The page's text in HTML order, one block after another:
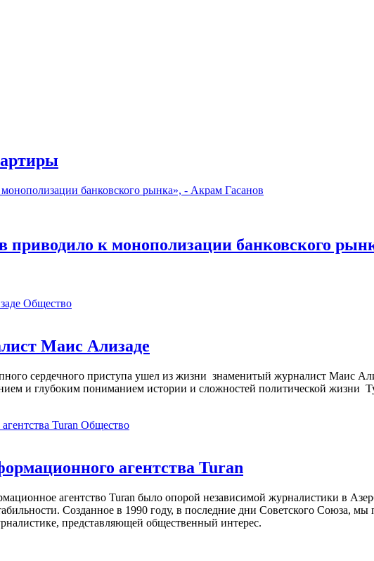
приводило к монополизации банковского
Общество
Маис Ализаде
сердечного приступа ушел из жизни знаменитый журналист Маис
и глубоким пониманием истории и сложностей политической жизни
Общество
агентства Turan
агентство Turan было опорой независимой журналистики в
Созданное в 1990 году, в последние дни Советского Союза,
представляющей общественный интерес.